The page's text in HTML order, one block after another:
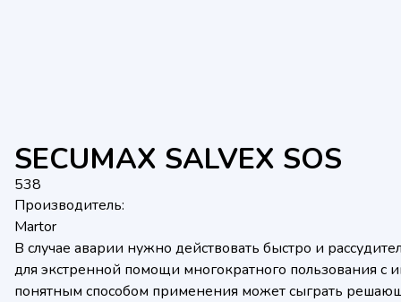
SECUMAX SALVEX SOS
538
Производитель:
Martor
В случае аварии нужно действовать быстро и
для экстренной помощи многократного пользования с
понятным способом применения может сыграть